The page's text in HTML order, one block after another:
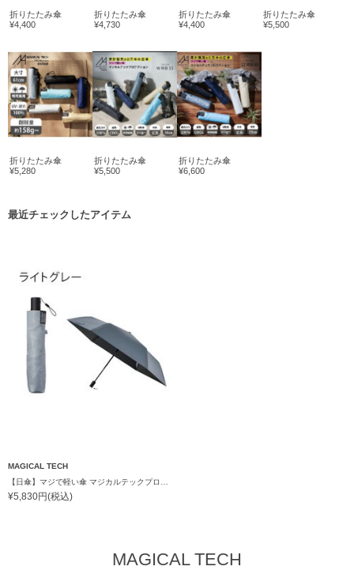
折りたたみ傘
¥4,400
折りたたみ傘
¥4,730
折りたたみ傘
¥4,400
折りたたみ傘
¥5,500
折りたたみ傘
¥5,280
折りたたみ傘
¥5,500
折りたたみ傘
¥6,600
最近チェックしたアイテム
MAGICAL TECH
¥5,830円(税込)
MAGICAL TECH